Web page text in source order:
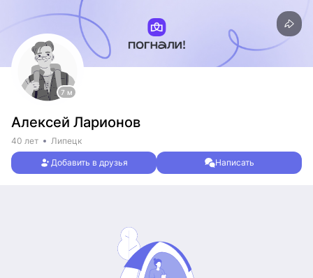
7 м
Алексей Ларионов
40 лет Липецк
Добавить в друзья Написать